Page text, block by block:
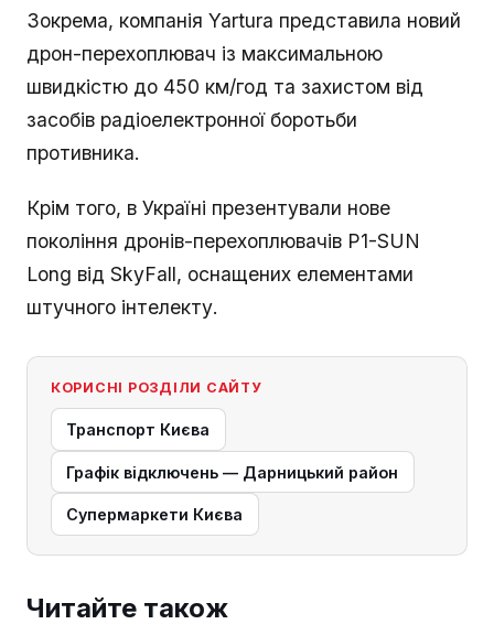
Зокрема, компанія Yartura представила новий
дрон-перехоплювач із максимальною
швидкістю до 450 км/год та захистом від
засобів радіоелектронної боротьби
противника.
Крім того, в Україні презентували нове
покоління дронів-перехоплювачів P1-SUN
Long від SkyFall, оснащених елементами
штучного інтелекту.
КОРИСНІ РОЗДІЛИ САЙТУ
Транспорт Києва
Графік відключень — Дарницький район
Супермаркети Києва
Читайте також